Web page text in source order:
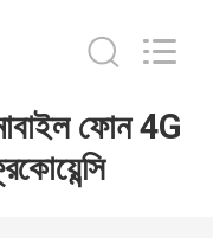
ফোন 4G